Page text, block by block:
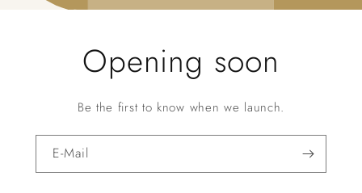
Opening soon
Be the first to know when we launch.
E-Mail